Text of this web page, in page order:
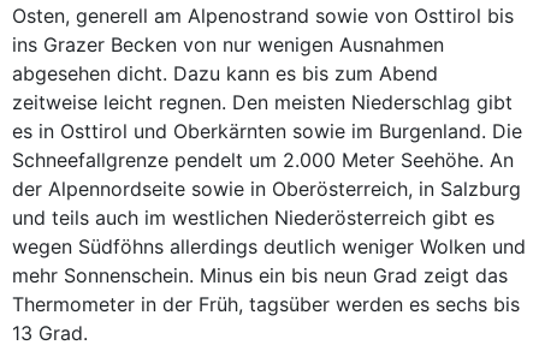
Osten, generell am Alpenostrand sowie von Osttirol bis
ins Grazer Becken von nur wenigen Ausnahmen
abgesehen dicht. Dazu kann es bis zum Abend
zeitweise leicht regnen. Den meisten Niederschlag gibt
es in Osttirol und Oberkärnten sowie im Burgenland. Die
Schneefallgrenze pendelt um 2.000 Meter Seehöhe. An
der Alpennordseite sowie in Oberösterreich, in Salzburg
und teils auch im westlichen Niederösterreich gibt es
wegen Südföhns allerdings deutlich weniger Wolken und
mehr Sonnenschein. Minus ein bis neun Grad zeigt das
Thermometer in der Früh, tagsüber werden es sechs bis
13 Grad.